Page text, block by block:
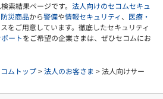
索結果ページです。 法人向けのセコムセキュ
災商品から警備や情報セキュリティ、 医療・
をご用意しています。徹底したセキュリティ
ートをご希望の企業さまは、ぜひセコムにお
ムトップ>法人のお客さま > 法人向けサー